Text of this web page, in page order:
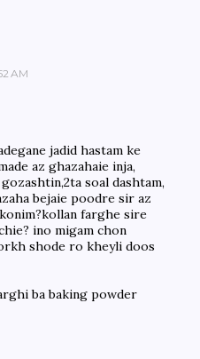
AM
jadid hastam ke
az ghazahaie inja,
soal dashtam,
bejaie poodre sir az
farghe sire
ino migam chon
shode ro kheyli doos
ba baking powder